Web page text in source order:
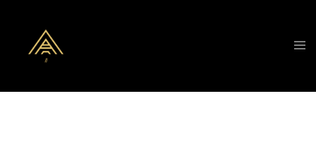
content